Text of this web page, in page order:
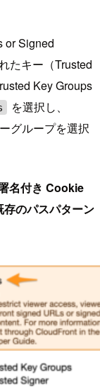
or Signed
たキー（Trusted
Key Groups
を選択し、
グループを選択
名付き Cookie
のパスパターン